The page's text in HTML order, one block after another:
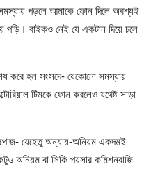
পড়লে আমাকে ফোন দিলে অবশ্যই
পড়ি। বাইকও নেই যে একটান দিয়ে চলে
করে হল সংসদে- যেকোনো সমস্যায়
টিমকে ফোন করলেও যথেষ্ট সাড়া
যেহেতু অন্যায়-অনিয়ম একদমই
অনিয়ম বা সিকি পয়সার কমিশনবাজি